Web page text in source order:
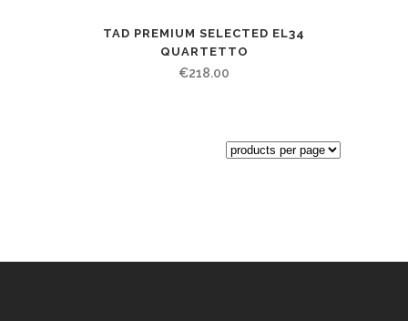
TAD PREMIUM SELECTED EL34
QUARTETTO
€218.00